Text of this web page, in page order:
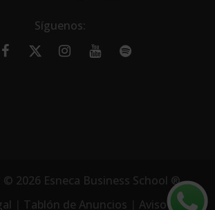
Síguenos:
2026 Esneca Business School ®
Tablón de Anuncios Aviso